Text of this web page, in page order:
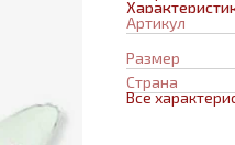
сочетании с
качественных
используется
сдуваться
состоянии, в
Артикул
Размер
Страна
Все